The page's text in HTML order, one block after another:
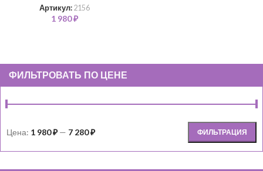
ФИЛЬТРОВАТЬ ПО ЦЕНЕ
ФИЛЬТРАЦИЯ
Цена: 1 980 ₽— 7 280 ₽
Артикул: 2156
1 980₽